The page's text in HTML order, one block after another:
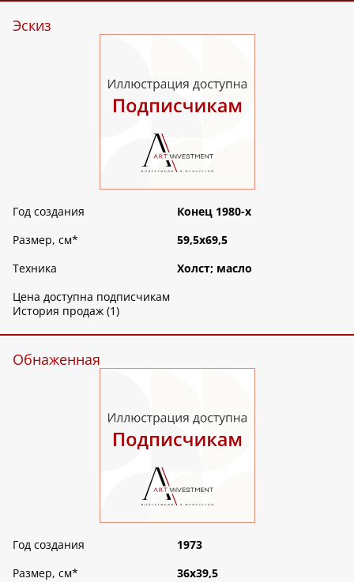
Эскиз
Год создания
Конец 1980-х
Размер, см*
59,5х69,5
Техника
Холст; масло
Цена доступна подписчикам
История продаж (1)
Обнаженная
Год создания
1973
Размер, см*
36х39,5